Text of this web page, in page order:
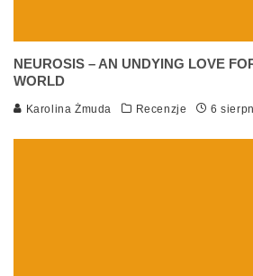
NEUROSIS – AN UNDYING LOVE
WORLD
Karolina Żmuda Recenzje 6